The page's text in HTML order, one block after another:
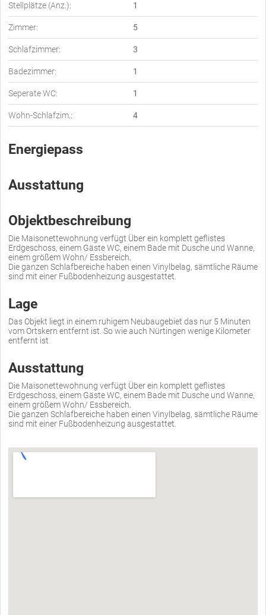
Stellplätze (Anz.): 1
Zimmer: 5
Schlafzimmer: 3
Badezimmer: 1
Seperate WC: 1
Wohn-Schlafzim.: 4
Energiepass
Ausstattung
Objektbeschreibung
Die Maisonettewohnung verfügt Über ein komplett geflistes
Erdgeschoss, einem Gäste WC, einem Bade mit Dusche und Wanne,
einem größem Wohn/ Essbereich.
Die ganzen Schlafbereiche haben einen Vinylbelag, sämtliche Räume
sind mit einer Fußbodenheizung ausgestattet.
Lage
Das Objekt liegt in einem ruhigem Neubaugebiet das nur 5 Minuten
vom Ortskern entfernt ist. So wie auch Nürtingen wenige Kilometer
entfernt ist
Ausstattung
Die Maisonettewohnung verfügt Über ein komplett geflistes
Erdgeschoss, einem Gäste WC, einem Bade mit Dusche und Wanne,
einem größem Wohn/ Essbereich.
Die ganzen Schlafbereiche haben einen Vinylbelag, sämtliche Räume
sind mit einer Fußbodenheizung ausgestattet.